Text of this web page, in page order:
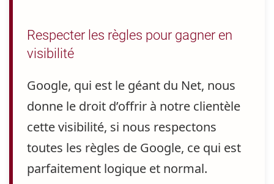
Respecter les règles pour gagner en
visibilité
Google, qui est le géant du Net, nous
donne le droit d’offrir à notre clientèle
cette visibilité, si nous respectons
toutes les règles de Google, ce qui est
parfaitement logique et normal.